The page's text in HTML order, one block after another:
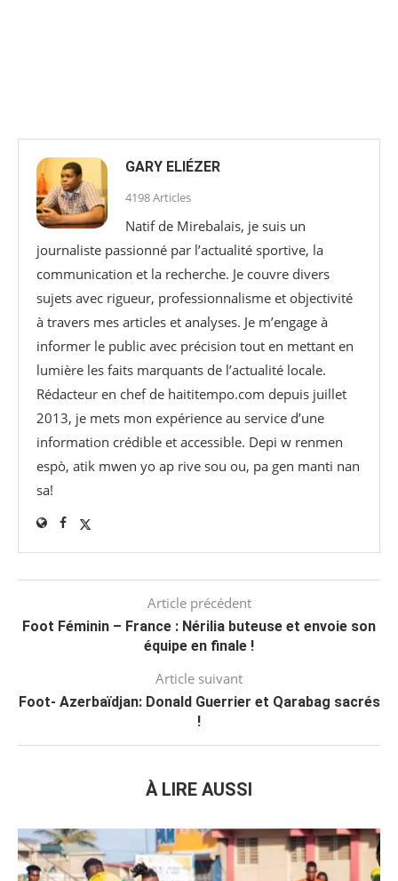
GARY ELIÉZER
4198 Articles
Natif de Mirebalais, je suis un
journaliste passionné par l’actualité sportive, la
communication et la recherche. Je couvre divers
sujets avec rigueur, professionnalisme et objectivité
à travers mes articles et analyses. Je m’engage à
informer le public avec précision tout en mettant en
lumière les faits marquants de l’actualité locale.
Rédacteur en chef de haititempo.com⁠ depuis juillet
2013, je mets mon expérience au service d’une
information crédible et accessible. Depi w renmen
espò, atik mwen yo ap rive sou ou, pa gen manti nan
sa!
Article précédent
Foot Féminin – France : Nérilia buteuse et envoie son
équipe en finale !
Article suivant
Foot- Azerbaïdjan: Donald Guerrier et Qarabag sacrés
!
À LIRE AUSSI